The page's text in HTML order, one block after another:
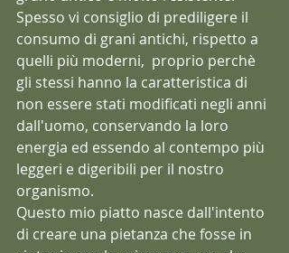
Spesso vi consiglio di prediligere il
consumo di grani antichi, rispetto a
quelli più moderni,  proprio perchè
gli stessi hanno la caratteristica di
non essere stati modificati negli anni
dall'uomo, conservando la loro
energia ed essendo al contempo più
leggeri e digeribili per il nostro
organismo.
Questo mio piatto nasce dall'intento
di creare una pietanza che fosse in